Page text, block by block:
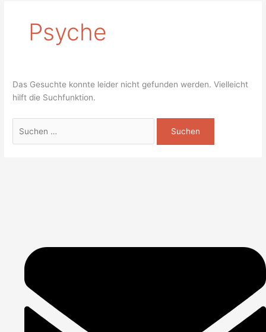
Psyche
Das Gesuchte konnte leider nicht gefunden werden. Vielleicht
hilft die Suchfunktion.